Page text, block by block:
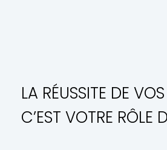
LA RÉUSSITE DE
C’EST VOTRE RÔLE